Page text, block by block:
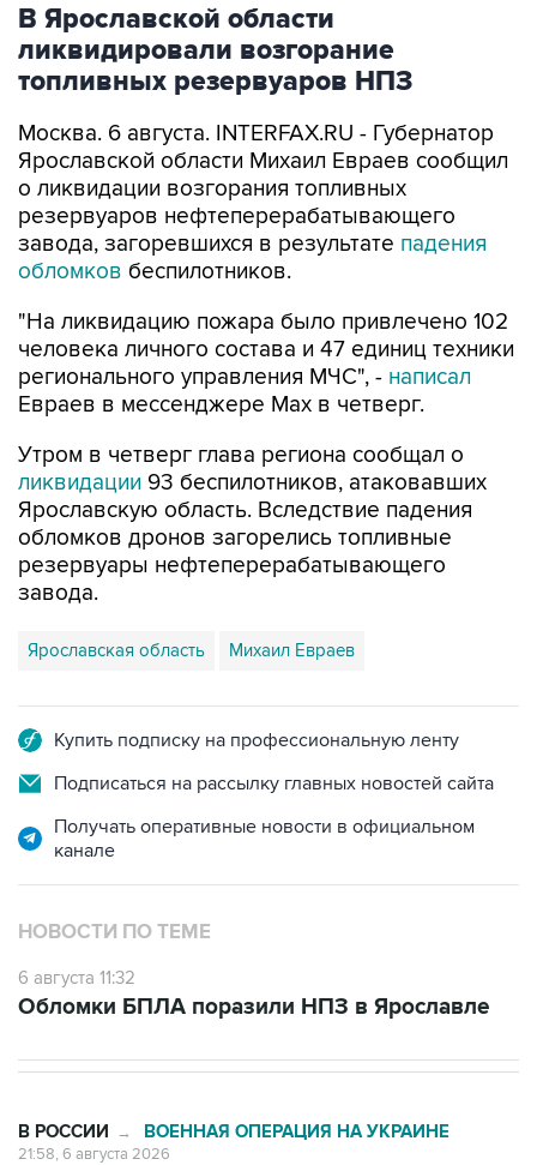
В Ярославской области
ликвидировали возгорание
топливных резервуаров НПЗ
Москва. 6 августа. INTERFAX.RU - Губернатор
Ярославской области Михаил Евраев сообщил
о ликвидации возгорания топливных
резервуаров нефтеперерабатывающего
завода, загоревшихся в результате падения
обломков беспилотников.
"На ликвидацию пожара было привлечено 102
человека личного состава и 47 единиц техники
регионального управления МЧС", - написал
Евраев в мессенджере Мах в четверг.
Утром в четверг глава региона сообщал о
ликвидации 93 беспилотников, атаковавших
Ярославскую область. Вследствие падения
обломков дронов загорелись топливные
резервуары нефтеперерабатывающего
завода.
Ярославская область Михаил Евраев
Купить подписку на профессиональную ленту
Подписаться на рассылку главных новостей сайта
Получать оперативные новости в официальном
канале
НОВОСТИ ПО ТЕМЕ
6 августа 11:32
Обломки БПЛА поразили НПЗ в Ярославле
В РОССИИ → ВОЕННАЯ ОПЕРАЦИЯ НА УКРАИНЕ
21:58, 6 августа 2026